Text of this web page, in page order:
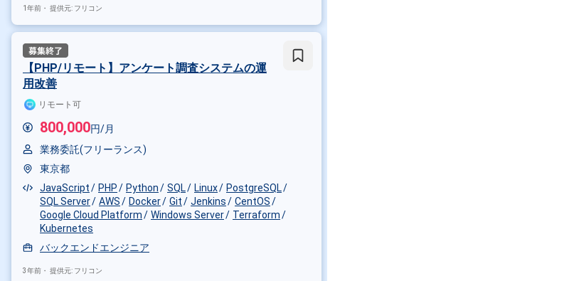
1年前・ 提供元: フリコン
【PHP/リモート】アンケート調査システムの運
用改善
リモート可
800,000円/月
業務委託(フリーランス)
東京都
JavaScript
PHP Python SQL Linux
PostgreSQL
SQL Server
AWS Docker Git Jenkins
CentOS
Google Cloud Platform
Windows Server
Terraform
Kubernetes
バックエンドエンジニア
3年前・ 提供元: フリコン